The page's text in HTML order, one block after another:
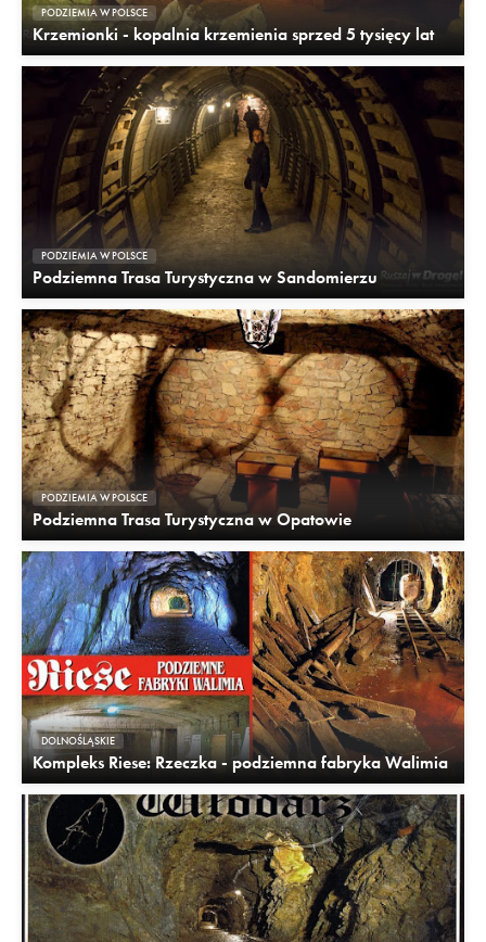
PODZIEMIA W POLSCE
Krzemionki - kopalnia krzemienia sprzed 5 tysięcy lat
PODZIEMIA W POLSCE
Podziemna Trasa Turystyczna w Sandomierzu
PODZIEMIA W POLSCE
Podziemna Trasa Turystyczna w Opatowie
DOLNOŚLĄSKIE
Kompleks Riese: Rzeczka - podziemna fabryka Walimia